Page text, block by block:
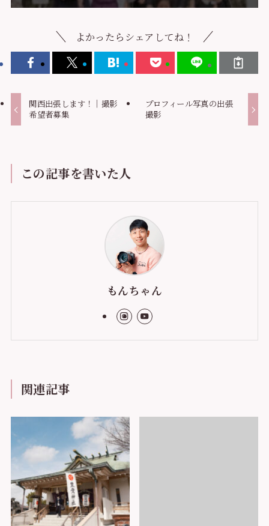
よかったらシェアしてね！
関西出張します！｜撮影
希望者募集
プロフィール写真の出張
撮影
この記事を書いた人
もんちゃん
関連記事